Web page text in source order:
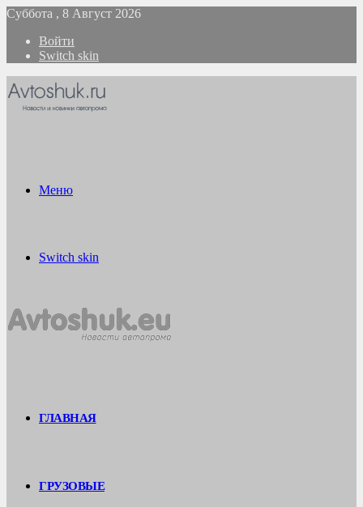
Суббота , 8 Август 2026
Войти
Switch skin
Меню
Switch skin
ГЛАВНАЯ
ГРУЗОВЫЕ